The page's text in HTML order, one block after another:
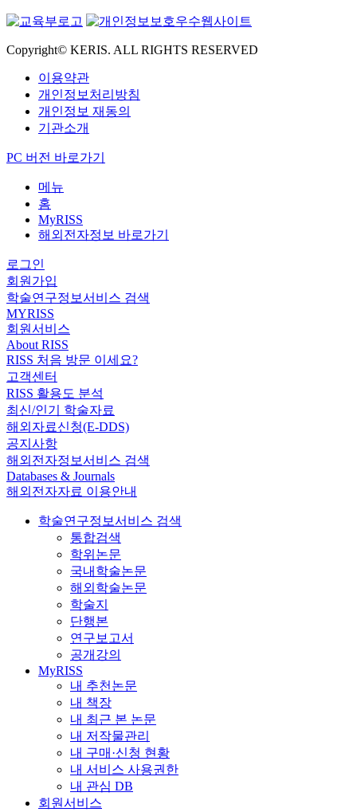
Copyright© KERIS. ALL RIGHTS RESERVED
이용약관
개인정보처리방침
개인정보 재동의
기관소개
PC 버전 바로가기
메뉴
홈
MyRISS
해외전자정보 바로가기
로그인
회원가입
학술연구정보서비스 검색
MYRISS
회원서비스
About RISS
RISS 처음 방문 이세요?
고객센터
RISS 활용도 분석
최신/인기 학술자료
해외자료신청(E-DDS)
공지사항
해외전자정보서비스 검색
Databases & Journals
해외전자자료 이용안내
학술연구정보서비스 검색
통합검색
학위논문
국내학술논문
해외학술논문
학술지
단행본
연구보고서
공개강의
MyRISS
내 추천논문
내 책장
내 최근 본 논문
내 저작물관리
내 구매·신청 현황
내 서비스 사용권한
내 관심 DB
회원서비스